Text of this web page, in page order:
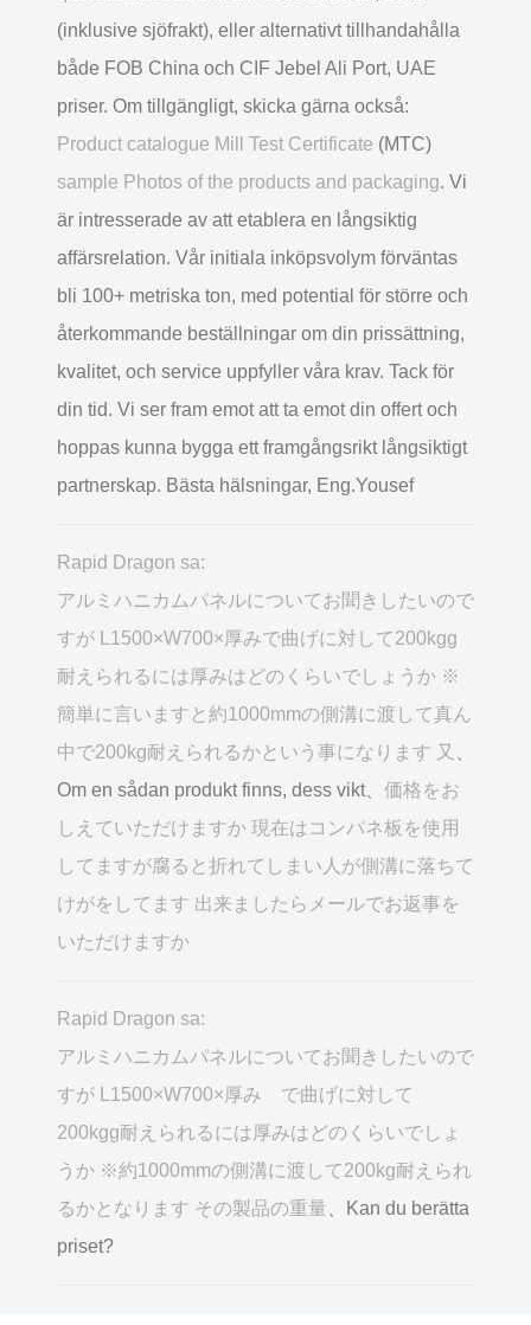
(inklusive sjöfrakt), eller alternativt tillhandahålla
både FOB China och CIF Jebel Ali Port, UAE
priser. Om tillgängligt, skicka gärna också:
Product catalogue Mill Test Certificate (MTC)
sample Photos of the products and packaging. Vi
är intresserade av att etablera en långsiktig
affärsrelation. Vår initiala inköpsvolym förväntas
bli 100+ metriska ton, med potential för större och
återkommande beställningar om din prissättning,
kvalitet, och service uppfyller våra krav. Tack för
din tid. Vi ser fram emot att ta emot din offert och
hoppas kunna bygga ett framgångsrikt långsiktigt
partnerskap. Bästa hälsningar, Eng.Yousef
Rapid Dragon sa:
アルミハニカムパネルについてお聞きしたいので
すが L1500×W700×厚みで曲げに対して200kgg
耐えられるには厚みはどのくらいでしょうか ※
簡単に言いますと約1000mmの側溝に渡して真ん
中で200kg耐えられるかという事になります 又
Om en sådan produkt finns, dess vikt、 価格をお
しえていただけますか 現在はコンパネ板を使用
してますが腐ると折れてしまい人が側溝に落ちて
けがをしてます 出来ましたらメールでお返事を
いただけますか
Rapid Dragon sa:
アルミハニカムパネルについてお聞きしたいので
すが L1500×W700×厚み で曲げに対して
200kgg耐えられるには厚みはどのくらいでしょ
うか ※約1000mmの側溝に渡して200kg耐えられ
るかとなります その製品の重量 、Kan du berätta
priset?